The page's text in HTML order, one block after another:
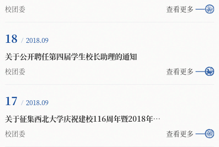
校团委 查看更多
18 2018.09
关于公开聘任第四届学生校长助理的通知
校团委 查看更多
17 2018.09
关于征集西北大学庆祝建校116周年暨2018年迎新晚会节目的通知
校团委 查看更多